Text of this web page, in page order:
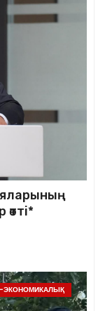
ЭКОНОМИКАЛЫҚ